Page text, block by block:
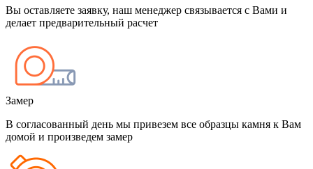
Вы оставляете заявку, наш менеджер связывается с Вами и
делает предварительный расчет
Замер
В согласованный день мы привезем все образцы камня к Вам
домой и произведем замер